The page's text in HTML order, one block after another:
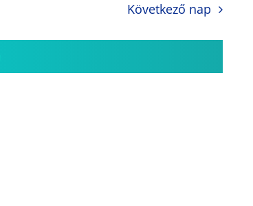
Következő nap